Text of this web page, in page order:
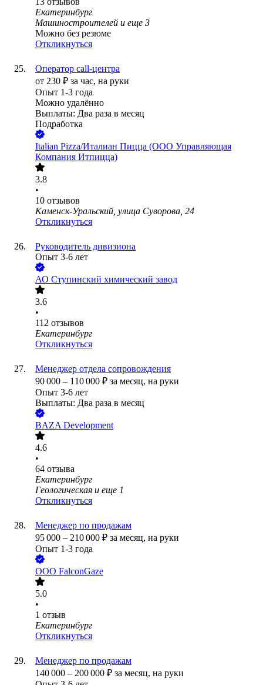
Екатеринбург
Машиностроителей и еще 3
Можно без резюме
Откликнуться
Оператор call-центра
от 230 ₽ за час, на руки
Опыт 1-3 года
Можно удалённо
Выплаты: Два раза в месяц
Подработка
Italian Pizza/Италиан Пицца (ООО Управляющая
Компания Итпицца)
3.8
•
10 отзывов
Каменск-Уральский, улица Суворова, 24
Откликнуться
Руководитель дивизиона
Опыт 3-6 лет
АО Ступинский химический завод
3.6
•
112 отзывов
Екатеринбург
Откликнуться
Менеджер отдела сопровождения
90 000 – 110 000 ₽ за месяц, на руки
Опыт 3-6 лет
Выплаты: Два раза в месяц
BAZA Development
4.6
•
64 отзыва
Екатеринбург
Геологическая и еще 1
Откликнуться
Менеджер по продажам
95 000 – 210 000 ₽ за месяц, на руки
Опыт 1-3 года
ООО FalconGaze
5.0
•
1 отзыв
Екатеринбург
Откликнуться
Менеджер по продажам
140 000 – 200 000 ₽ за месяц, на руки